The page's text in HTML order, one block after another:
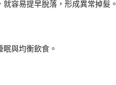
容易提早脫落，形成異常掉髮。
與均衡飲食。